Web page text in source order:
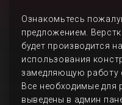
Ознакомьтесь
предложением.
будет производится
использования
замедляющую работу
Все необходимые для
выведены в админ